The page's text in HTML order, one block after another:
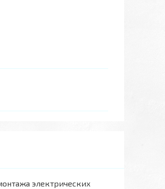
электрических